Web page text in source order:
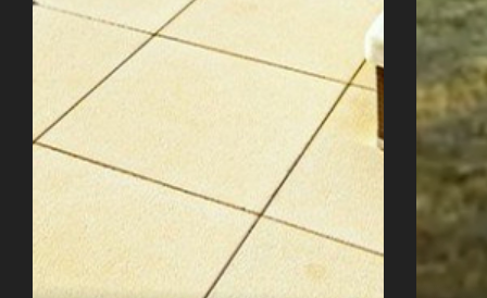
Řekli o nás
Kontakty